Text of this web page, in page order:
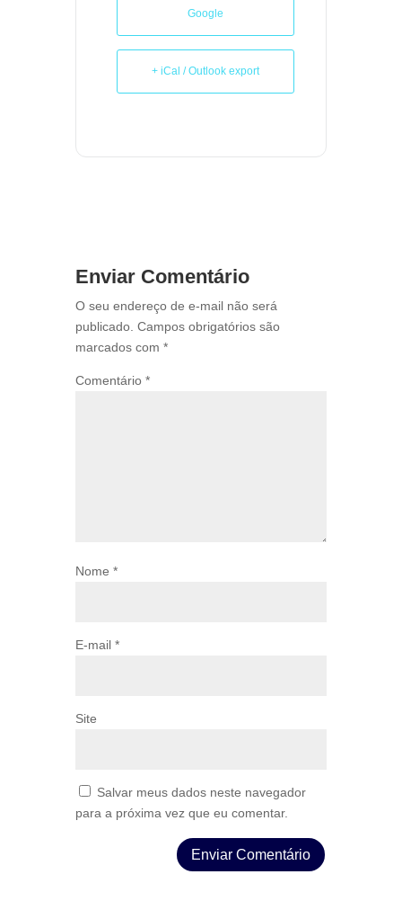
Google
+ iCal / Outlook export
Enviar Comentário
O seu endereço de e-mail não será
publicado. Campos obrigatórios são
marcados com *
Comentário *
Nome *
E-mail *
Site
Salvar meus dados neste navegador
para a próxima vez que eu comentar.